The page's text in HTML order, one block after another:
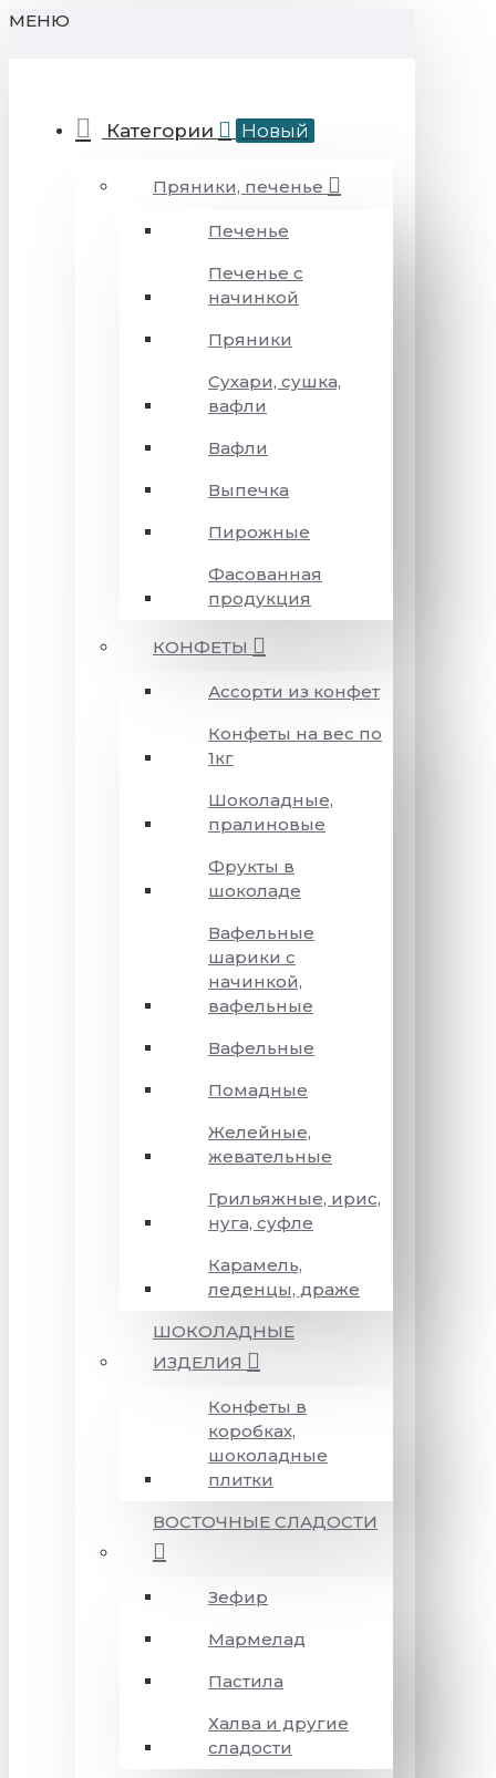
МЕНЮ
Категории Новый
Пряники, печенье
Печенье
Печенье с
начинкой
Пряники
Сухари, сушка,
вафли
Вафли
Выпечка
Пирожные
Фасованная
продукция
КОНФЕТЫ
Ассорти из конфет
Конфеты на вес по
1кг
Шоколадные,
пралиновые
Фрукты в
шоколаде
Вафельные
шарики с
начинкой,
вафельные
Вафельные
Помадные
Желейные,
жевательные
Грильяжные, ирис,
нуга, суфле
Карамель,
леденцы, драже
ШОКОЛАДНЫЕ
ИЗДЕЛИЯ
Конфеты в
коробках,
шоколадные
плитки
ВОСТОЧНЫЕ СЛАДОСТИ
Зефир
Мармелад
Пастила
Халва и другие
сладости